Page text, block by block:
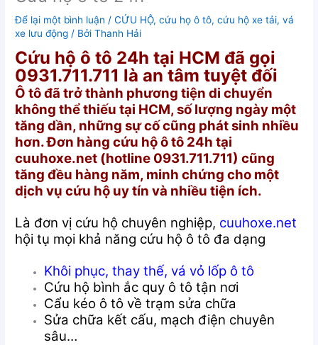
Để lại một bình luận /CỨU HỘ,cứu họ ô tô,cứu hộ xe tải,vá
xe lưu động / BởiThanh Hải
Cứu hộ ô tô 24h tại HCM đã gọi
0931.711.711 là an tâm tuyệt đối
Ô tô đã trở thành phương tiện di chuyển
không thể thiếu tại HCM, số lượng ngày một
tăng dần, những sự cố cũng phát sinh nhiều
hơn. Đơn hàng cứu hộ ô tô 24h tại
cuuhoxe.net (hotline 0931.711.711) cũng
tăng đều hàng năm, minh chứng cho một
dịch vụ cứu hộ uy tín và nhiều tiện ích.
Là đơn vị cứu hộ chuyên nghiệp, cuuhoxe.net
hội tụ mọi khả năng cứu hộ ô tô đa dạng
Khôi phục, thay thế, vá vỏ lốp ô tô
Cứu hộ bình ắc quy ô tô tận nơi
Cẩu kéo ô tô về trạm sửa chữa
Sửa chữa kết cấu, mạch điện chuyên
sâu…